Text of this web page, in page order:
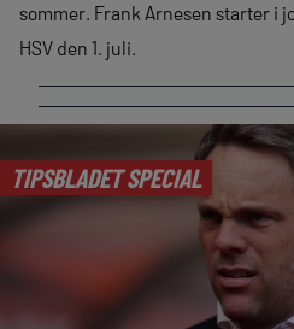
sommer. Frank Arnesen starter i
HSV den 1. juli.
TIPSBLADET SPECIAL